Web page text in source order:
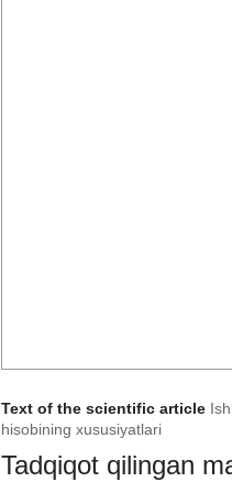
Text of the scientific article
hisobining xususiyatlari
Tadqiqot qilingan